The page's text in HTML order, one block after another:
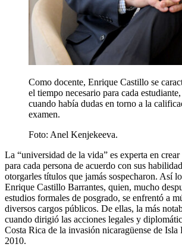
Como docente, Enrique Castillo se
el tiempo necesario para cada
cuando había dudas en torno a la
examen.
Foto: Anel Kenjekeeva.
La “universidad de la vida” es experta en
para cada persona de acuerdo con sus
otorgarles títulos que jamás sospecharon. Así
Enrique Castillo Barrantes, quien, mucho
estudios formales de posgrado, se enfrentó a
diversos cargos públicos. De ellas, la más
cuando dirigió las acciones legales y
Costa Rica de la invasión nicaragüense de Isla
2010.